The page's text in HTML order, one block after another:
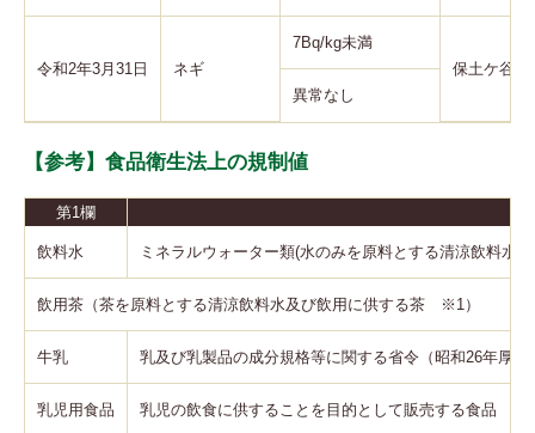
令和2年3月31日 ネギ
7Bq/kg未満
保土ケ谷区
異常なし
【参考】食品衛生法上の規制値
第1欄
飲料水 ミネラルウォーター類(水のみを原料とする清涼飲料水)
飲用茶（茶を原料とする清涼飲料水及び飲用に供する茶 ※1）
牛乳 乳及び乳製品の成分規格等に関する省令（昭和26年厚
乳児用食品 乳児の飲食に供することを目的として販売する食品